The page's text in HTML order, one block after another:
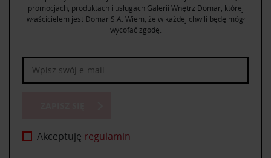
promocjach, produktach i usługach Galerii Wnętrz Domar, której
właścicielem jest Domar S.A. Wiem, że w każdej chwili będę mógł
wycofać zgodę.
Akceptuję regulamin